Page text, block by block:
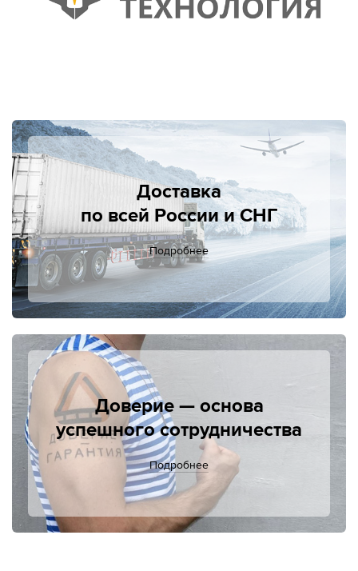
Доставка
по всей России и СНГ
Подробнее
Доверие — основа
успешного сотрудничества
Подробнее